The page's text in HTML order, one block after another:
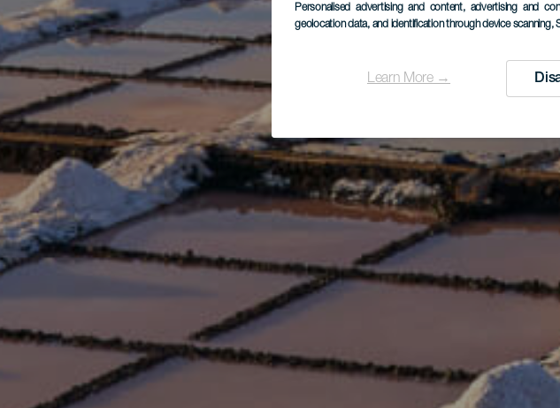
Personalised advertising and content, advertising and
geolocation data, and identification through device scanning,
Learn More →